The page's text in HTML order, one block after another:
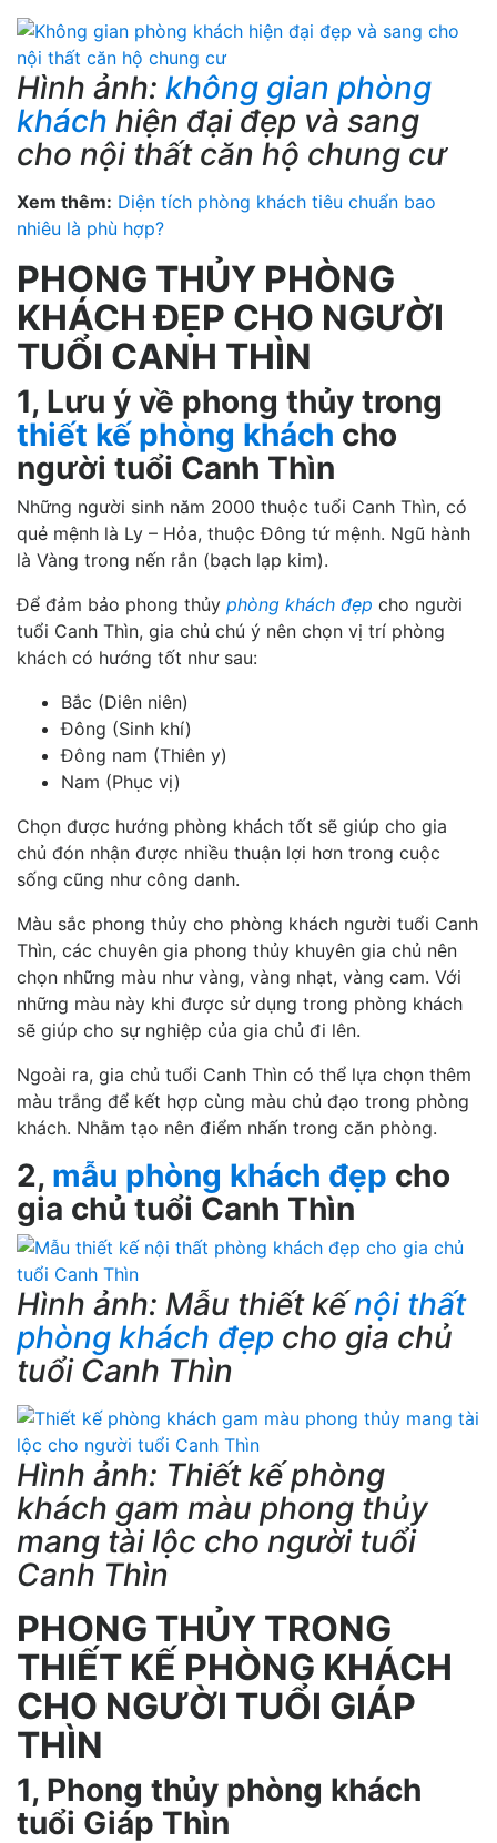
Hình ảnh: không gian phòng
khách hiện đại đẹp và sang
cho nội thất căn hộ chung cư
Xem thêm: Diện tích phòng khách tiêu chuẩn bao
nhiêu là phù hợp?
PHONG THỦY PHÒNG
KHÁCH ĐẸP CHO NGƯỜI
TUỔI CANH THÌN
1, Lưu ý về phong thủy trong
thiết kế phòng khách cho
người tuổi Canh Thìn
Những người sinh năm 2000 thuộc tuổi Canh Thìn, có
quẻ mệnh là Ly – Hỏa, thuộc Đông tứ mệnh. Ngũ hành
là Vàng trong nến rắn (bạch lạp kim).
Để đảm bảo phong thủy phòng khách đẹp cho người
tuổi Canh Thìn, gia chủ chú ý nên chọn vị trí phòng
khách có hướng tốt như sau:
Bắc (Diên niên)
Đông (Sinh khí)
Đông nam (Thiên y)
Nam (Phục vị)
Chọn được hướng phòng khách tốt sẽ giúp cho gia
chủ đón nhận được nhiều thuận lợi hơn trong cuộc
sống cũng như công danh.
Màu sắc phong thủy cho phòng khách người tuổi Canh
Thìn, các chuyên gia phong thủy khuyên gia chủ nên
chọn những màu như vàng, vàng nhạt, vàng cam. Với
những màu này khi được sử dụng trong phòng khách
sẽ giúp cho sự nghiệp của gia chủ đi lên.
Ngoài ra, gia chủ tuổi Canh Thìn có thể lựa chọn thêm
màu trắng để kết hợp cùng màu chủ đạo trong phòng
khách. Nhằm tạo nên điểm nhấn trong căn phòng.
2, mẫu phòng khách đẹp cho
gia chủ tuổi Canh Thìn
Hình ảnh: Mẫu thiết kếnội thất
phòng khách đẹp cho gia chủ
tuổi Canh Thìn
Hình ảnh: Thiết kế phòng
khách gam màu phong thủy
mang tài lộc cho người tuổi
Canh Thìn
PHONG THỦY TRONG
THIẾT KẾ PHÒNG KHÁCH
CHO NGƯỜI TUỔI GIÁP
THÌN
1, Phong thủy phòng khách
tuổi Giáp Thìn